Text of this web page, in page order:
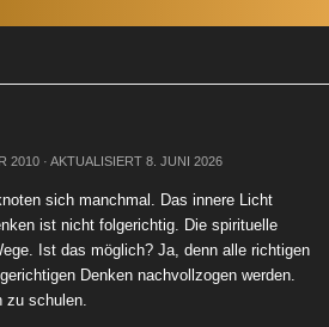
2010 · AKTUALISIERT 8. JUNI 2026
sich manchmal. Das innere Licht
ist nicht folgerichtig. Die spirituelle
Ist das möglich? Ja, denn alle richtigen
Denken nachvollzogen werden.
zu schulen.